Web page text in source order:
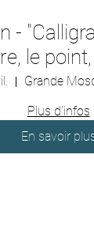
-
le
Grande
Plus d'infos
En savoir